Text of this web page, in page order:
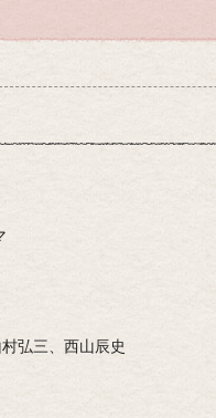
弘三、西山辰史